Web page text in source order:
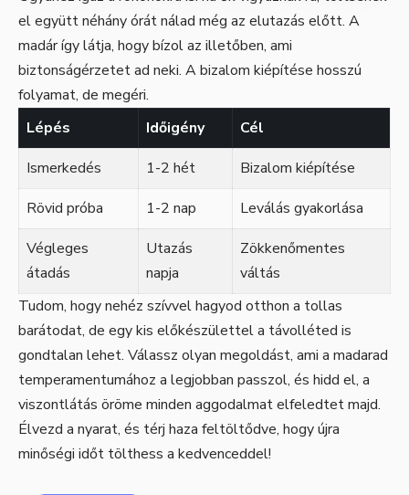
el együtt néhány órát nálad még az elutazás előtt. A
madár így látja, hogy bízol az illetőben, ami
biztonságérzetet ad neki. A bizalom kiépítése hosszú
folyamat, de megéri.
Lépés
Időigény
Cél
Ismerkedés
1-2 hét
Bizalom kiépítése
Rövid próba
1-2 nap
Leválás gyakorlása
Végleges
átadás
Utazás
napja
Zökkenőmentes
váltás
Tudom, hogy nehéz szívvel hagyod otthon a tollas
barátodat, de egy kis előkészülettel a távolléted is
gondtalan lehet. Válassz olyan megoldást, ami a madarad
temperamentumához a legjobban passzol, és hidd el, a
viszontlátás öröme minden aggodalmat elfeledtet majd.
Élvezd a nyarat, és térj haza feltöltődve, hogy újra
minőségi időt tölthess a kedvenceddel!